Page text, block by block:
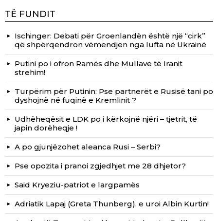
TË FUNDIT
Ischinger: Debati për Groenlandën është një “cirk”
që shpërqendron vëmendjen nga lufta në Ukrainë
Putini po i ofron Ramës dhe Mullave të Iranit
strehim!
Turpërim për Putinin: Pse partnerët e Rusisë tani po
dyshojnë në fuqinë e Kremlinit ?
Udhëheqësit e LDK po i kërkojnë njëri – tjetrit, të
japin dorëheqje !
A po gjunjëzohet aleanca Rusi – Serbi?
Pse opozita i pranoi zgjedhjet me 28 dhjetor?
Said Kryeziu-patriot e largpamës
Adriatik Lapaj (Greta Thunberg), e uroi Albin Kurtin!